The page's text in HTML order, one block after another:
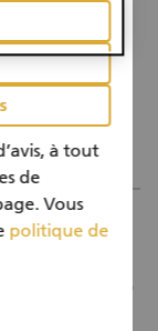
sondern
pro Monat)
à tout
de
Vous
politique de